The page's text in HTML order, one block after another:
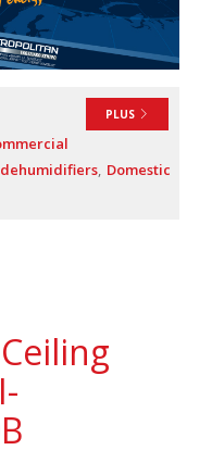
PLUS
dehumidifiers Domestic